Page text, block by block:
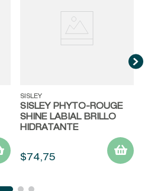
SISLEY
SISLEY PHYTO-ROUGE
SHINE LABIAL BRILLO
HIDRATANTE
$ 74, 75